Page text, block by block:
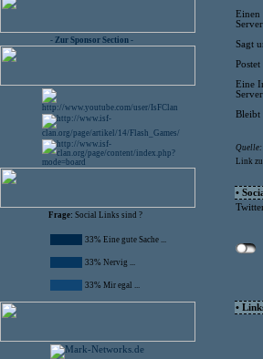
- Zur Sponsor Section -
Frage: Social Links sind ?
33% Eine gute Sache ...
33% Nervig ...
33% Mir egal ...
Einen
Sagt
Eine
Bleibt
Quelle:
Link
•
•